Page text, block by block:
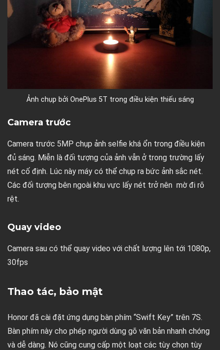
Ảnh chụp bởi OnePlus 5T trong điều kiện thiếu sáng
Camera trước
Camera trước 5MP chụp ảnh selfie khá ổn trong điều kiện
đủ sáng. Miễn là đối tượng của ảnh vẫn ở trong trường lấy
nét cố định. Lúc này máy có thể chụp ra bức ảnh sắc nét.
Các đối tượng bên ngoài khu vực lấy nét trở nên mờ đi rõ
rệt.
Quay video
Camera sau có thể quay video với chất lượng lên tới 1080p,
30fps
Thao tác, bảo mật
Honor đã cài đặt ứng dụng bàn phím “Swift Key” trên 7S.
Bàn phím này cho phép người dùng gõ văn bản nhanh chóng
và dễ dàng. Nó cũng cung cấp một loạt các tùy chọn tùy